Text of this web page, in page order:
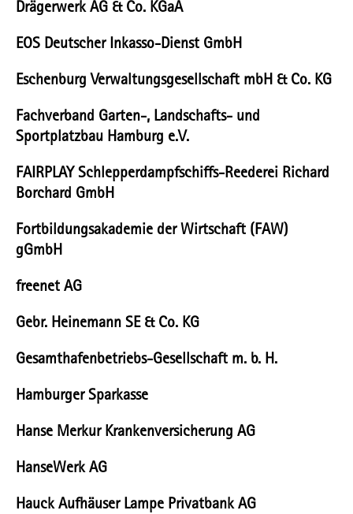
Drägerwerk AG & Co. KGaA
EOS Deutscher Inkasso-Dienst GmbH
Eschenburg Verwaltungsgesellschaft mbH & Co. KG
Fachverband Garten-, Landschafts- und
Sportplatzbau Hamburg e.V.
FAIRPLAY Schlepperdampfschiffs-Reederei Richard
Borchard GmbH
Fortbildungsakademie der Wirtschaft (FAW)
gGmbH
freenet AG
Gebr. Heinemann SE & Co. KG
Gesamthafenbetriebs-Gesellschaft m. b. H.
Hamburger Sparkasse
Hanse Merkur Krankenversicherung AG
HanseWerk AG
Hauck Aufhäuser Lampe Privatbank AG